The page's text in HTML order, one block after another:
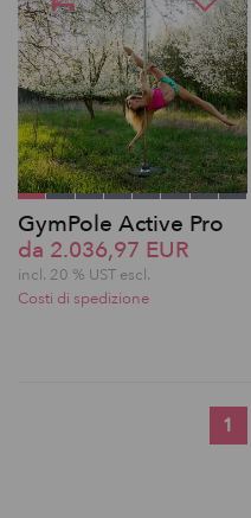
GymPole Active Pro
da 2.036,97 EUR
incl. 20 % UST escl.
Costi di spedizione
1